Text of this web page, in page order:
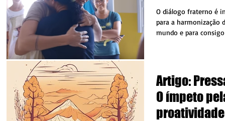
O diálogo fraterno é
para a harmonização
mundo e para
Artigo:
O ímpeto
proatividade